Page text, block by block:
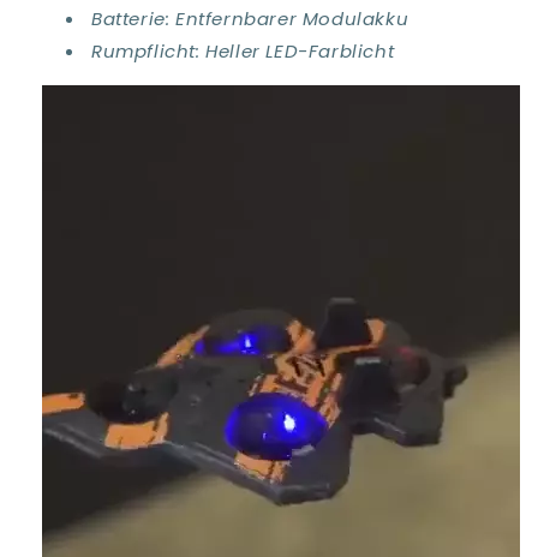
Batterie: Entfernbarer Modulakku
Rumpflicht: Heller LED-Farblicht